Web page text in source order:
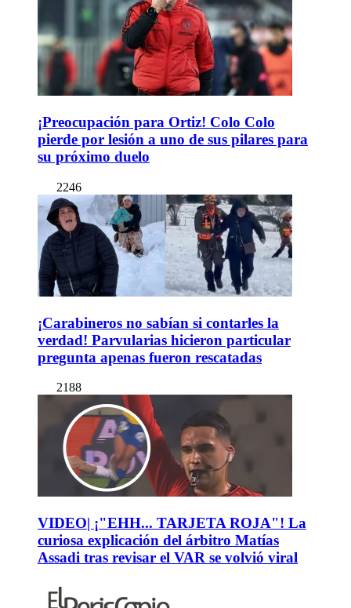
¡Preocupación para Ortiz! Colo Colo
pierde por lesión a uno de sus pilares para
su próximo duelo
2246
¡Carabineros no sabían si contarles la
verdad! Parvularias hicieron particular
pregunta apenas fueron rescatadas
2188
VIDEO| ¡"EHH... TARJETA ROJA"! La
curiosa explicación del árbitro Matías
Assadi tras revisar el VAR se volvió viral